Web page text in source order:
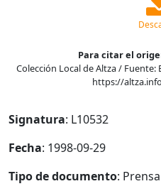
Para citar el
Colección Local de Altza / Fuente:
https://
Signatura: L10532
Fecha: 1998-09-29
Tipo de documento: Prensa